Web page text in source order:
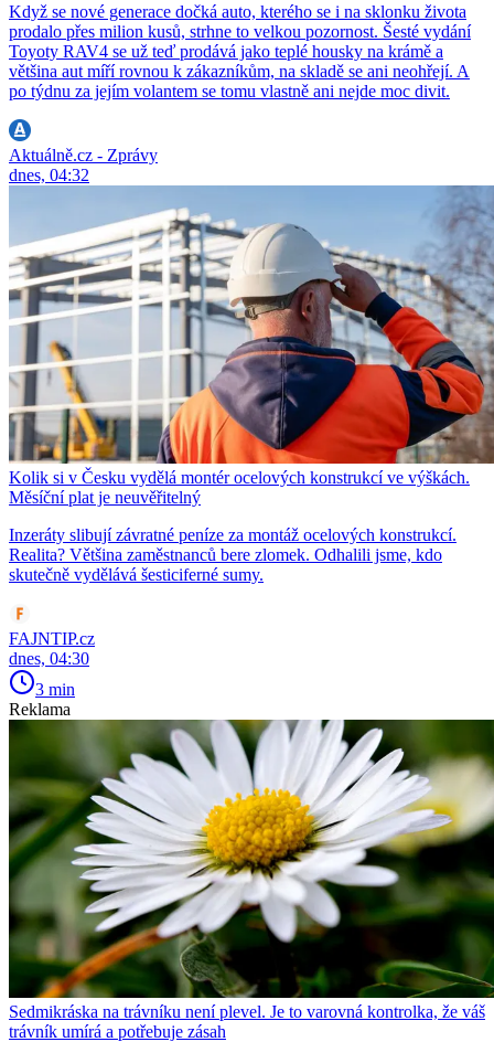
Když se nové generace dočká auto, kterého se i na sklonku života
prodalo přes milion kusů, strhne to velkou pozornost. Šesté vydání
Toyoty RAV4 se už teď prodává jako teplé housky na krámě a
většina aut míří rovnou k zákazníkům, na skladě se ani neohřejí. A
po týdnu za jejím volantem se tomu vlastně ani nejde moc divit.
Aktuálně.cz - Zprávy
dnes, 04:32
Kolik si v Česku vydělá montér ocelových konstrukcí ve výškách.
Měsíční plat je neuvěřitelný
Inzeráty slibují závratné peníze za montáž ocelových konstrukcí.
Realita? Většina zaměstnanců bere zlomek. Odhalili jsme, kdo
skutečně vydělává šesticiferné sumy.
FAJNTIP.cz
dnes, 04:30
3 min
Reklama
Sedmikráska na trávníku není plevel. Je to varovná kontrolka, že váš
trávník umírá a potřebuje zásah